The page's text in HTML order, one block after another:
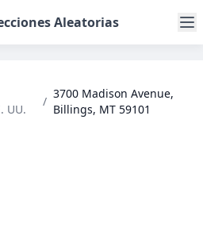
Aleatorias
UU.
/
3700 Madison Avenue,
Billings, MT 59101